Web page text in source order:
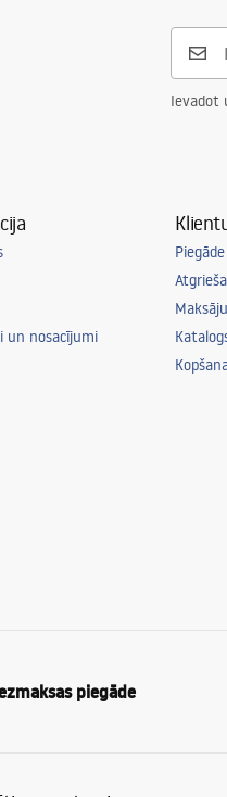
Ievadot
un nosacījumi
Piegāde
piegāde